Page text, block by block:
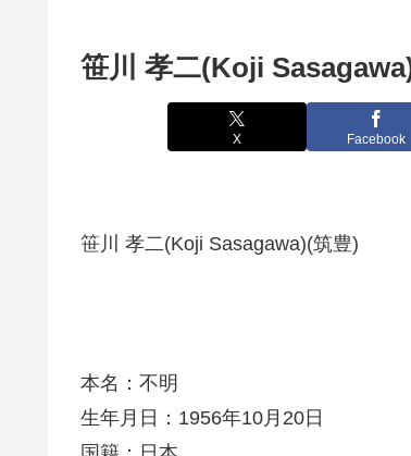
笹川 孝二(Koji
X Facebook
笹川 孝二(Koji Sasagawa)(筑豊)
本名：不明
生年月日：1956年10月20日